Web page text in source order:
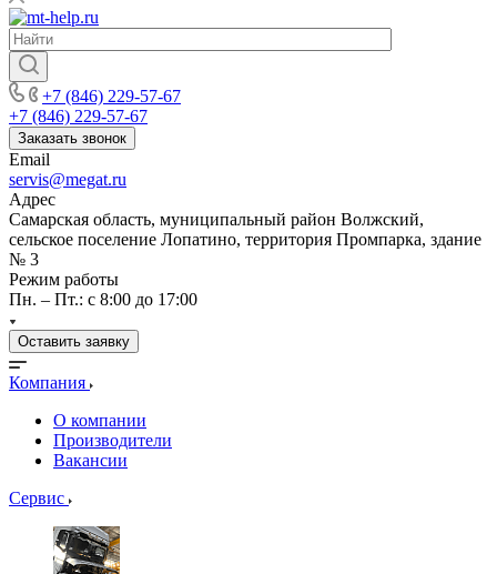
+7 (846) 229-57-67
+7 (846) 229-57-67
Заказать звонок
Email
servis@megat.ru
Адрес
Самарская область, муниципальный район Волжский,
сельское поселение Лопатино, территория Промпарка, здание
№ 3
Режим работы
Пн. – Пт.: с 8:00 до 17:00
Оставить заявку
Компания
О компании
Производители
Вакансии
Сервис